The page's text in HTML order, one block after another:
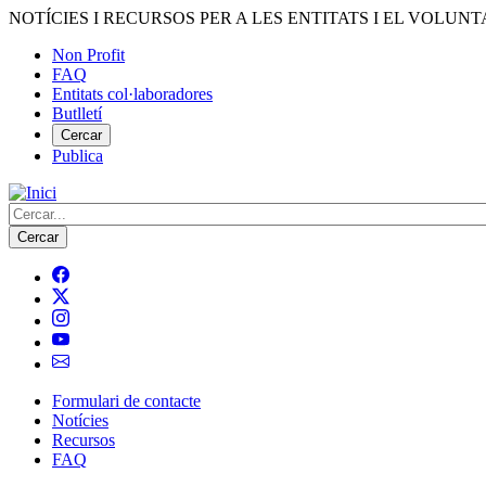
Vés
contingut
NOTÍCIES I RECURSOS PER A LES ENTITATS I EL
Menú
del
compte
d'usuari
Non Profit
FAQ
Entitats col·laboradores
Butlletí
Cercar
Publica
Cerca
Navegació
principal
Formulari de contacte
Notícies
Recursos
FAQ